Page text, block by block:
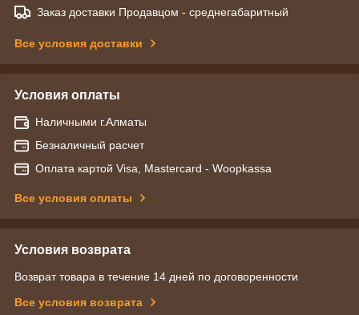
Заказ доставки Продавцом - среднегабаритный
Все условия доставки
Условия оплаты
Наличными г.Алматы
Безналичный расчет
Оплата картой Visa, Mastercard - Woopkassa
Все условия оплаты
Условия возврата
Возврат товара в течение 14 дней по договоренности
Все условия возврата